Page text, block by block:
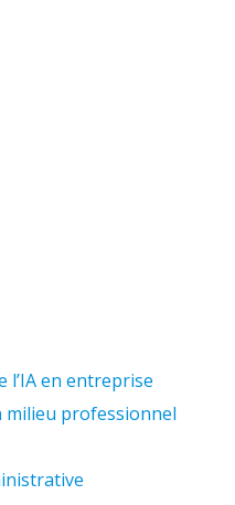
l’IA en entreprise
milieu professionnel